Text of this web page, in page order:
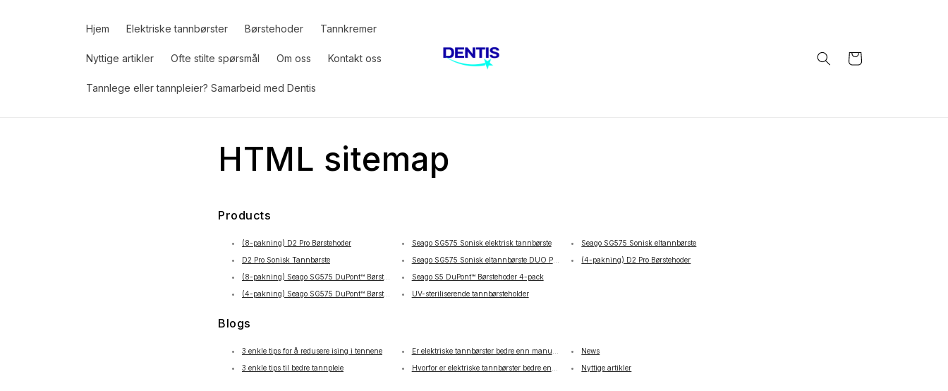
Hjem Elektriske tannbørster Børstehoder Tannkremer
Nyttige artikler Ofte stilte spørsmål Om oss Kontakt oss
Tannlege eller tannpleier? Samarbeid med Dentis
Handlekurv
HTML sitemap
Products
(8-pakning) D2 Pro Børstehoder
D2 Pro Sonisk Tannbørste
(8-pakning) Seago SG575 DuPont™️ Børstehoder
(4-pakning) Seago SG575 DuPont™️ Børstehoder
Seago SG575 Sonisk elektrisk tannbørste
Seago SG575 Sonisk eltannbørste DUO PACK
Seago S5 DuPont™️ Børstehoder 4-pack
UV-steriliserende tannbørsteholder
Seago SG575 Sonisk eltannbørste
(4-pakning) D2 Pro Børstehoder
Blogs
3 enkle tips for å redusere ising i tennene
3 enkle tips til bedre tannpleie
Er elektriske tannbørster bedre enn manuelle?
Hvorfor er elektriske tannbørster bedre enn manuelle?
News
Nyttige artikler